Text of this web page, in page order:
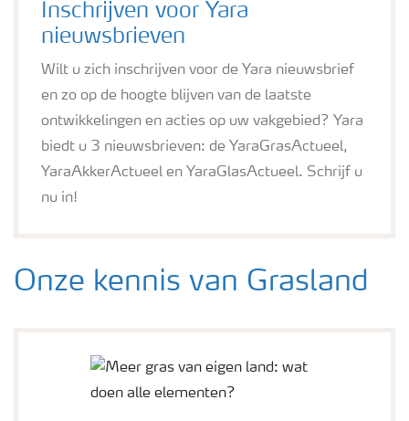
Inschrijven voor Yara
nieuwsbrieven
Wilt u zich inschrijven voor de Yara nieuwsbrief
en zo op de hoogte blijven van de laatste
ontwikkelingen en acties op uw vakgebied? Yara
biedt u 3 nieuwsbrieven: de YaraGrasActueel,
YaraAkkerActueel en YaraGlasActueel. Schrijf u
nu in!
Onze kennis van Grasland